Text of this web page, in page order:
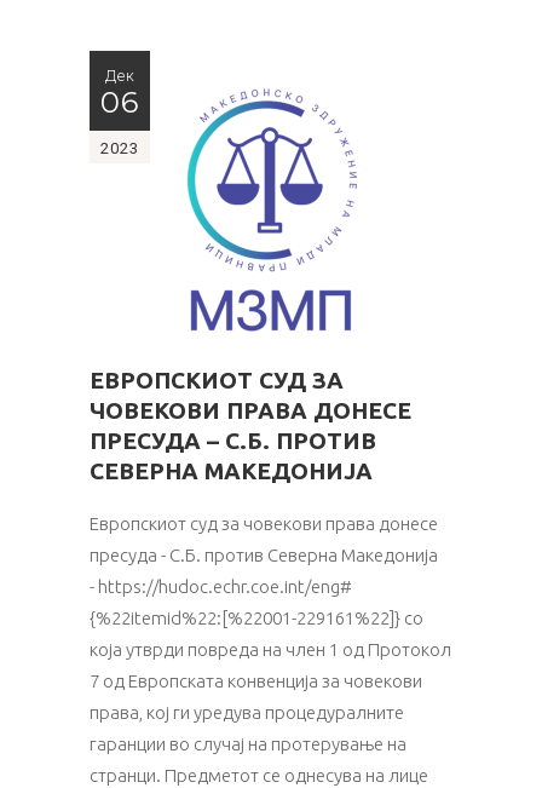
Дек
06
2023
ЕВРОПСКИОТ СУД ЗА
ЧОВЕКОВИ ПРАВА ДОНЕСЕ
ПРЕСУДА – С.Б. ПРОТИВ
СЕВЕРНА МАКЕДОНИЈА
Европскиот суд за човекови права донесе
пресуда - С.Б. против Северна Македонија
- https://hudoc.echr.coe.int/eng#
{%22itemid%22:[%22001-229161%22]} со
која утврди повреда на член 1 од Протокол
7 од Европската конвенција за човекови
права, кој ги уредува процедуралните
гаранции во случај на протерување на
странци. Предметот се однесува на лице